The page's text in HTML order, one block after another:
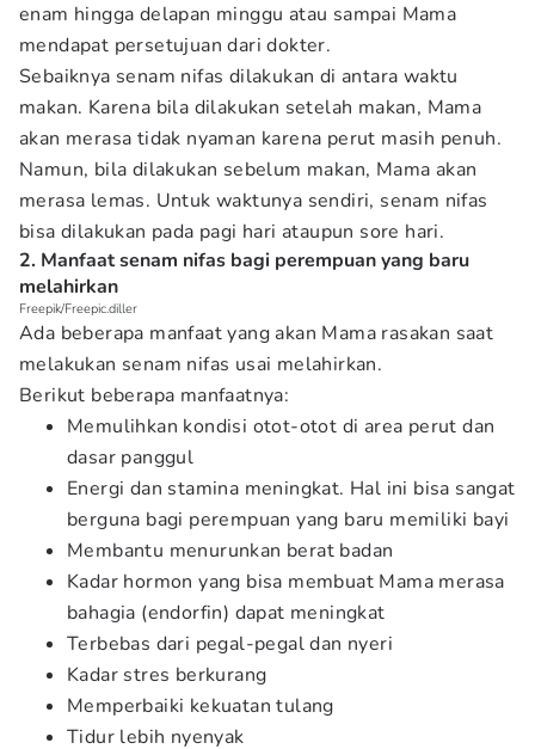
enam hingga delapan minggu atau sampai Mama
mendapat persetujuan dari dokter.
Sebaiknya senam nifas dilakukan di antara waktu
makan. Karena bila dilakukan setelah makan, Mama
akan merasa tidak nyaman karena perut masih penuh.
Namun, bila dilakukan sebelum makan, Mama akan
merasa lemas. Untuk waktunya sendiri, senam nifas
bisa dilakukan pada pagi hari ataupun sore hari.
2. Manfaat senam nifas bagi perempuan yang baru
melahirkan
Freepik/Freepic.diller
Ada beberapa manfaat yang akan Mama rasakan saat
melakukan senam nifas usai melahirkan.
Berikut beberapa manfaatnya:
Memulihkan kondisi otot-otot di area perut dan
dasar panggul
Energi dan stamina meningkat. Hal ini bisa sangat
berguna bagi perempuan yang baru memiliki bayi
Membantu menurunkan berat badan
Kadar hormon yang bisa membuat Mama merasa
bahagia (endorfin) dapat meningkat
Terbebas dari pegal-pegal dan nyeri
Kadar stres berkurang
Memperbaiki kekuatan tulang
Tidur lebih nyenyak